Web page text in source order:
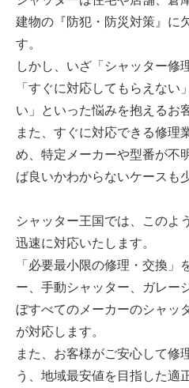
建物の『防犯・防災対策』に
す。
しかし、いざ「シャッター修
「すぐに対応してもらえない
い」といった悩みを抱えるお
また、すぐに対応できる修理
め、特定メーカーや型番が不
ば良いかわからないケースも
シャッター王国では、このよ
迅速に対応いたします。
「必要最小限の修理・交換」
ー、手動シャッター、ガレー
ぼすべてのメーカーのシャッ
が対応します。
また、お客様がご安心して修
う、地域最安値を目指した適